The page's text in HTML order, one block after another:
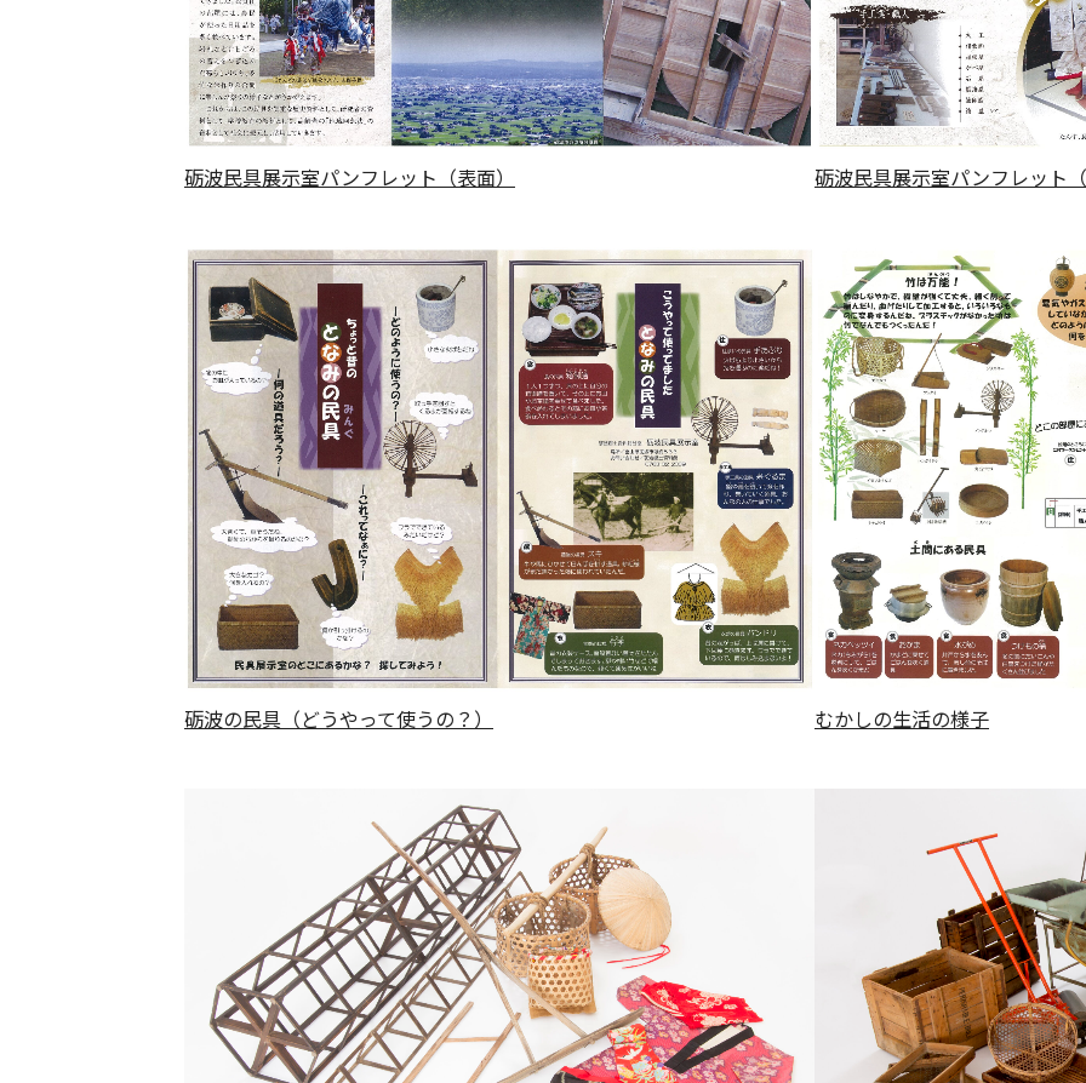
砺波民具展示室パンフレット（表面） 砺波民具展示室パンフレット
砺波の民具（どうやって使うの？） むかしの生活の様子